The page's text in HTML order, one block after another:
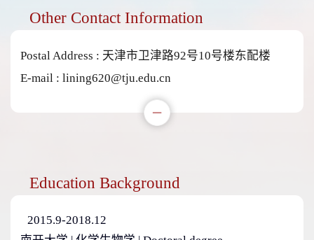
Other Contact Information
Postal Address : 天津市卫津路92号10号楼东配楼
E-mail : lining620@tju.edu.cn
Education Background
2015.9-2018.12